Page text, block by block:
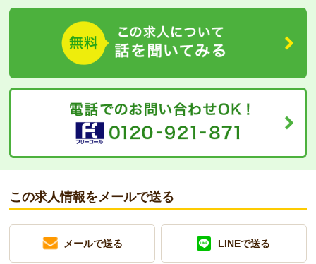
この求人情報をメールで送る
メールで送る LINEで送る